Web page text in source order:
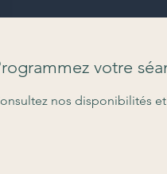
votre
nos disponibilités